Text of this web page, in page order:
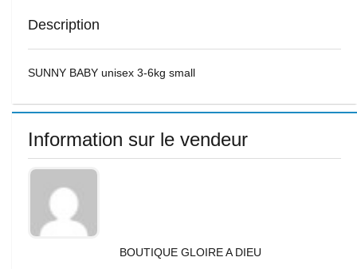
Description
SUNNY BABY unisex 3-6kg small
Information sur le vendeur
BOUTIQUE GLOIRE A DIEU